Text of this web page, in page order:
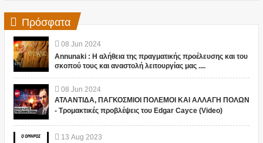
Πρόσφατα
08 Jun 2024
Annunaki : Η αλήθεια της πραγματικής προέλευσης και του
σκοπού τους και αναστολή λειτουργίας μας ....
08 Jun 2024
ΑΤΛΑΝΤΙΔΑ, ΠΑΓΚΟΣΜΙΟΙ ΠΟΛΕΜΟΙ ΚΑΙ ΑΛΛΑΓΗ ΠΟΛΩΝ
- Τρομακτικές προβλέψεις του Edgar Cayce (Video)
13 Aug 2023